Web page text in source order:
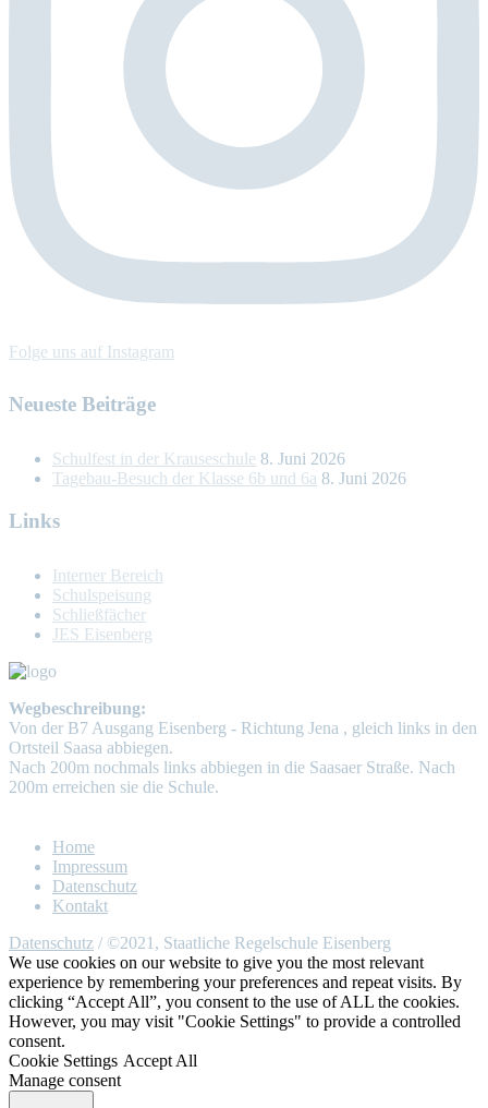
Folge uns auf Instagram
Neueste Beiträge
Schulfest in der Krauseschule 8. Juni 2026
Tagebau-Besuch der Klasse 6b und 6a 8. Juni 2026
Links
Interner Bereich
Schulspeisung
Schließfächer
JES Eisenberg
Wegbeschreibung:
Von der B7 Ausgang Eisenberg - Richtung Jena , gleich links in den
Ortsteil Saasa abbiegen.
Nach 200m nochmals links abbiegen in die Saasaer Straße. Nach
200m erreichen sie die Schule.
Home
Impressum
Datenschutz
Kontakt
Datenschutz / ©2021, Staatliche Regelschule Eisenberg
We use cookies on our website to give you the most relevant
experience by remembering your preferences and repeat visits. By
clicking “Accept All”, you consent to the use of ALL the cookies.
However, you may visit "Cookie Settings" to provide a controlled
consent.
Cookie Settings Accept All
Manage consent